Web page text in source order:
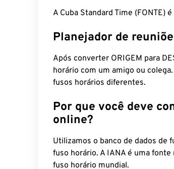
A Cuba Standard Time (FONTE)
Planejador de
Após converter ORIGEM para
horário com um amigo ou
fusos horários diferentes.
Por que você deve
online?
Utilizamos o banco de dados de
fuso horário. A IANA é uma
fuso horário mundial.